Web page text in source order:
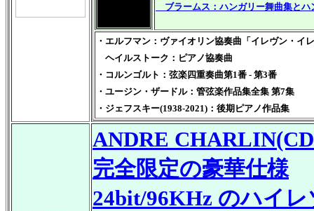
ブラームス：ハンガリー舞曲集とハ
・ エルフマン：ヴァイオリン協奏曲「イレヴン・イ
ヘイルストーク：ピアノ協奏曲
・コルンゴルト：弦楽四重奏曲第1番 - 第3番
・ユージン・ザードル：管弦楽作品集全集 第7集
・ジェフスキー(1938-2021)：後期ピアノ作品集
ANDRE
完全限定の豪華仕様
24bit/96KHz のハイ